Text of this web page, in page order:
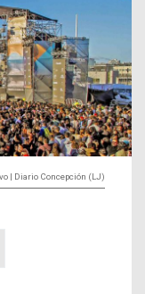
| Diario Concepción (LJ)